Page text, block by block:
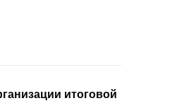
итоговой